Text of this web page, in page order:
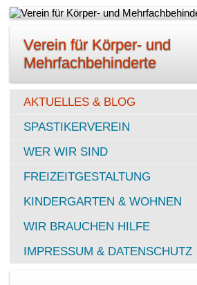
Verein für Körper- und
Mehrfachbehinderte
AKTUELLES & BLOG
SPASTIKERVEREIN
WER WIR SIND
FREIZEITGESTALTUNG
KINDERGARTEN & WOHNEN
WIR BRAUCHEN HILFE
IMPRESSUM & DATENSCHUTZ